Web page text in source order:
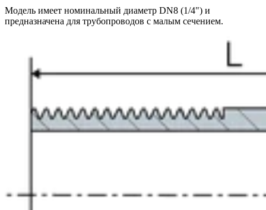
Модель имеет номинальный диаметр DN8 (1/4") и
предназначена для трубопроводов с малым сечением.